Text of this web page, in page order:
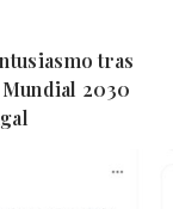
tras
2030